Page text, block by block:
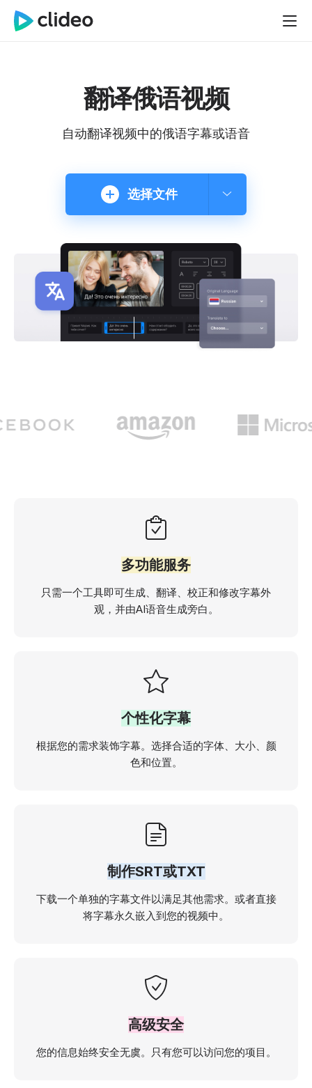
翻译俄语视频
自动翻译视频中的俄语字幕或语音
选择文件
多功能服务
只需一个工具即可生成、翻译、校正和修改字幕外
观，并由AI语音生成旁白。
个性化字幕
根据您的需求装饰字幕。选择合适的字体、大小、颜
色和位置。
制作SRT或TXT
下载一个单独的字幕文件以满足其他需求。或者直接
将字幕永久嵌入到您的视频中。
高级安全
您的信息始终安全无虞。只有您可以访问您的项目。